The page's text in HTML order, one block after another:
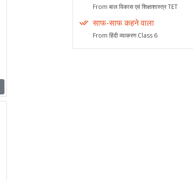
From बाल विकास एवं शिक्षाशास्त्र TET
साफ-साफ कहने वाला
From हिंदी व्याकरण Class 6